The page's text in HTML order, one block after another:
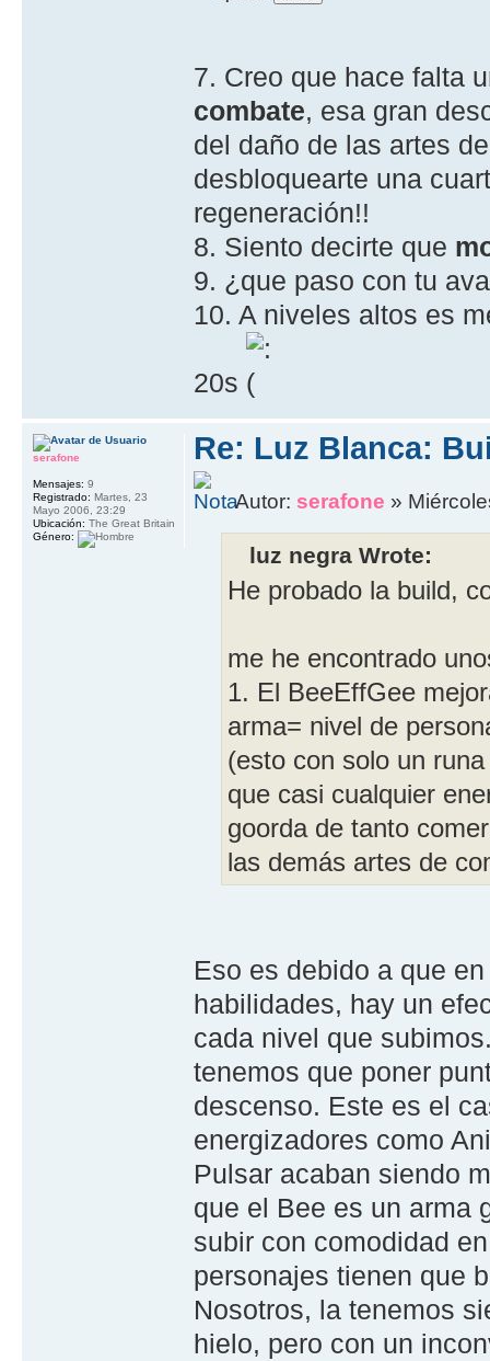
7. Creo que hace falta
combate, esa gran
del daño de las artes
desbloquearte una
regeneración!!
8. Siento decirte que
9. ¿que paso con tu
10. A niveles altos es
20s
Re: Luz Blanca:
Autor: serafone »
luz negra Wrote:
He probado la build,
me he encontrado
1. El BeeEffGee
arma= nivel de
(esto con solo un
que casi cualquier
goorda de tanto
las demás artes de
Eso es debido a que
habilidades, hay un
cada nivel que
tenemos que poner
descenso. Este es el
energizadores como
Pulsar acaban siendo
que el Bee es un arma
subir con comodidad
personajes tienen que
Nosotros, la tenemos
hielo, pero con un
serafone
Mensajes: 9
Registrado: Martes, 23
Mayo 2006, 23:29
Ubicación: The Great Britain
Género: